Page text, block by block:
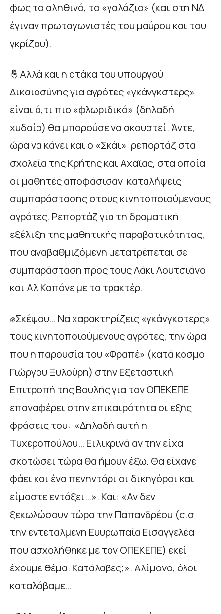
φως το αληθινό, το «γαλάζιο» (και στη ΝΔ
έγιναν πρωταγωνιστές του μαύρου και του
γκρίζου).
🤞Αλλά και η ατάκα του υπουργού
Δικαιοσύνης για αγρότες «γκάνγκστερς»
είναι ό,τι πιο «φλωριδικό» (δηλαδή
χυδαίο) θα μπορούσε να ακουστεί. Άντε,
ώρα να κάνει και ο «Σκάι» ρεπορτάζ στα
σχολεία της Κρήτης και Αχαϊας, στα οποία
οι μαθητές αποφάσισαν καταλήψεις
συμπαράστασης στους κινητοποιούμενους
αγρότες. Ρεπορτάζ για τη δραματική
εξέλιξη της μαθητικής παραβατικότητας,
που αναβαθμιζόμενη μετατρέπεται σε
συμπαράσταση προς τους Λάκι Λουτσιάνο
και Αλ Καπόνε με τα τρακτέρ.
✊Σκέψου… Να χαρακτηρίζεις «γκάνγκστερς»
τους κινητοποιούμενους αγρότες, την ώρα
που η παρουσία του «Φραπέ» (κατά κόσμο
Γιώργου Ξυλούρη) στην Εξεταστική
Επιτροπή της Βουλής για τον ΟΠΕΚΕΠΕ
επαναφέρει στην επικαιρότητα οι εξής
φράσεις του: «Δηλαδή αυτή η
Τυχεροπούλου… Ειλικρινά αν την είχα
σκοτώσει τώρα θα ήμουν έξω. Θα είχανε
φάει και ένα πενηντάρι οι δικηγόροι και
είμαστε εντάξει…». Και: «Αν δεν
ξεκωλώσουν τώρα την Παπανδρέου (σ.σ
την εντεταλμένη Ευυρωπαία Εισαγγελέα
που ασχολήθηκε με τον ΟΠΕΚΕΠΕ) εκεί
έχουμε θέμα. Κατάλαβες;». Αλίμονο, όλοι
καταλάβαμε…